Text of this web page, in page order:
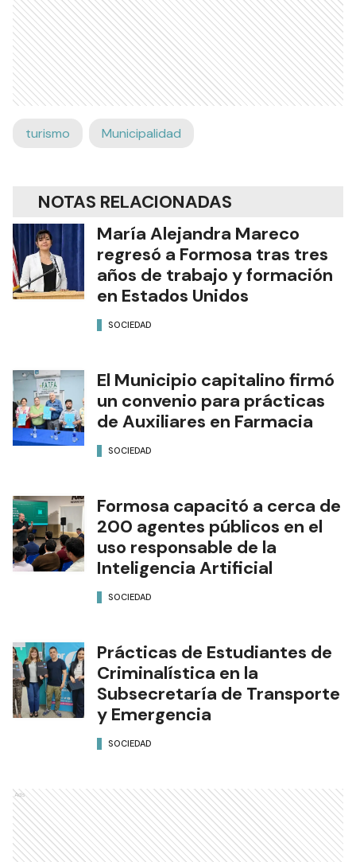
turismo Municipalidad
NOTAS RELACIONADAS
María Alejandra Mareco
regresó a Formosa tras tres
años de trabajo y formación
en Estados Unidos
SOCIEDAD
El Municipio capitalino firmó
un convenio para prácticas
de Auxiliares en Farmacia
SOCIEDAD
Formosa capacitó a cerca de
200 agentes públicos en el
uso responsable de la
Inteligencia Artificial
SOCIEDAD
Prácticas de Estudiantes de
Criminalística en la
Subsecretaría de Transporte
y Emergencia
SOCIEDAD
Ads